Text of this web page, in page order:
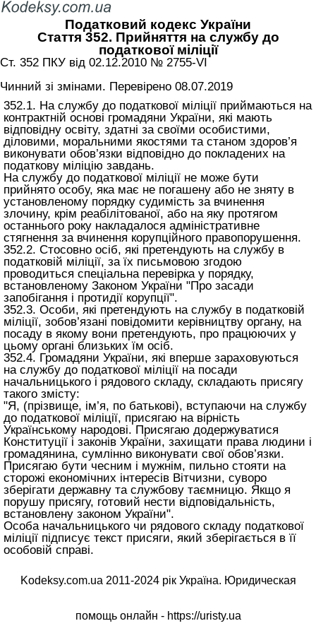
Податковий кодекс України
Стаття 352. Прийняття на службу до
податкової міліції
Ст. 352 ПКУ від 02.12.2010 № 2755-VI
Чинний зі змінами. Перевірено 08.07.2019
352.1. На службу до податкової міліції приймаються на
контрактній основі громадяни України, які мають
відповідну освіту, здатні за своїми особистими,
діловими, моральними якостями та станом здоров’я
виконувати обов’язки відповідно до покладених на
податкову міліцію завдань.
На службу до податкової міліції не може бути
прийнято особу, яка має не погашену або не зняту в
установленому порядку судимість за вчинення
злочину, крім реабілітованої, або на яку протягом
останнього року накладалося адміністративне
стягнення за вчинення корупційного правопорушення.
352.2. Стосовно осіб, які претендують на службу в
податковій міліції, за їх письмовою згодою
проводиться спеціальна перевірка у порядку,
встановленому Законом України "Про засади
запобігання і протидії корупції".
352.3. Особи, які претендують на службу в податковій
міліції, зобов’язані повідомити керівництву органу, на
посаду в якому вони претендують, про працюючих у
цьому органі близьких їм осіб.
352.4. Громадяни України, які вперше зараховуються
на службу до податкової міліції на посади
начальницького і рядового складу, складають присягу
такого змісту:
"Я, (прізвище, ім’я, по батькові), вступаючи на службу
до податкової міліції, присягаю на вірність
Українському народові. Присягаю додержуватися
Конституції і законів України, захищати права людини і
громадянина, сумлінно виконувати свої обов’язки.
Присягаю бути чесним і мужнім, пильно стояти на
сторожі економічних інтересів Вітчизни, суворо
зберігати державну та службову таємницю. Якщо я
порушу присягу, готовий нести відповідальність,
встановлену законом України".
Особа начальницького чи рядового складу податкової
міліції підписує текст присяги, який зберігається в її
особовій справі.
Kodeksy.com.ua 2011-2024 рік Україна. Юридическая
помощь онлайн - https://uristy.ua